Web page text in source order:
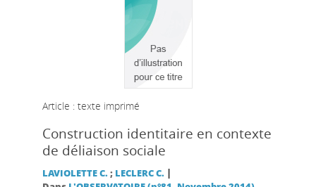
Article : texte imprimé
Construction identitaire en contexte
de déliaison sociale
LAVIOLETTE C.; LECLERC C. |